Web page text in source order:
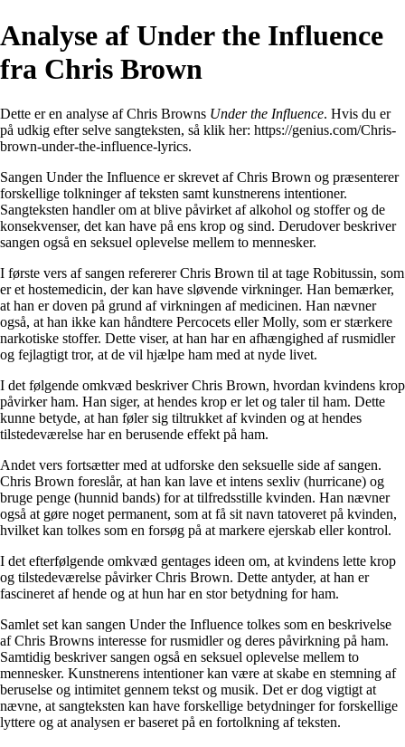
Analyse af Under the Influence
fra Chris Brown
Dette er en analyse af Chris Browns Under the Influence. Hvis du er
på udkig efter selve sangteksten, så klik her: https://genius.com/Chris-
brown-under-the-influence-lyrics.
Sangen Under the Influence er skrevet af Chris Brown og præsenterer
forskellige tolkninger af teksten samt kunstnerens intentioner.
Sangteksten handler om at blive påvirket af alkohol og stoffer og de
konsekvenser, det kan have på ens krop og sind. Derudover beskriver
sangen også en seksuel oplevelse mellem to mennesker.
I første vers af sangen refererer Chris Brown til at tage Robitussin, som
er et hostemedicin, der kan have sløvende virkninger. Han bemærker,
at han er doven på grund af virkningen af medicinen. Han nævner
også, at han ikke kan håndtere Percocets eller Molly, som er stærkere
narkotiske stoffer. Dette viser, at han har en afhængighed af rusmidler
og fejlagtigt tror, at de vil hjælpe ham med at nyde livet.
I det følgende omkvæd beskriver Chris Brown, hvordan kvindens krop
påvirker ham. Han siger, at hendes krop er let og taler til ham. Dette
kunne betyde, at han føler sig tiltrukket af kvinden og at hendes
tilstedeværelse har en berusende effekt på ham.
Andet vers fortsætter med at udforske den seksuelle side af sangen.
Chris Brown foreslår, at han kan lave et intens sexliv (hurricane) og
bruge penge (hunnid bands) for at tilfredsstille kvinden. Han nævner
også at gøre noget permanent, som at få sit navn tatoveret på kvinden,
hvilket kan tolkes som en forsøg på at markere ejerskab eller kontrol.
I det efterfølgende omkvæd gentages ideen om, at kvindens lette krop
og tilstedeværelse påvirker Chris Brown. Dette antyder, at han er
fascineret af hende og at hun har en stor betydning for ham.
Samlet set kan sangen Under the Influence tolkes som en beskrivelse
af Chris Browns interesse for rusmidler og deres påvirkning på ham.
Samtidig beskriver sangen også en seksuel oplevelse mellem to
mennesker. Kunstnerens intentioner kan være at skabe en stemning af
beruselse og intimitet gennem tekst og musik. Det er dog vigtigt at
nævne, at sangteksten kan have forskellige betydninger for forskellige
lyttere og at analysen er baseret på en fortolkning af teksten.